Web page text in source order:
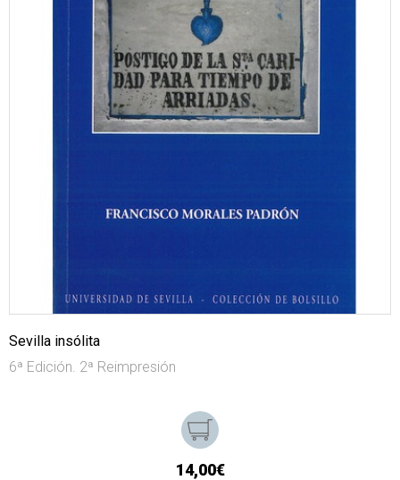
Sevilla insólita
6ª Edición. 2ª Reimpresión
14,00€